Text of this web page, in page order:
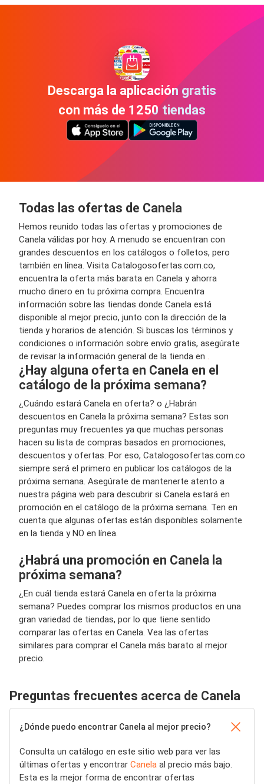
Descarga la aplicación gratis
con más de 1250 tiendas
Todas las ofertas de Canela
Hemos reunido todas las ofertas y promociones de
Canela válidas por hoy. A menudo se encuentran con
grandes descuentos en los catálogos o folletos, pero
también en línea. Visita Catalogosofertas.com.co,
encuentra la oferta más barata en Canela y ahorra
mucho dinero en tu próxima compra. Encuentra
información sobre las tiendas donde Canela está
disponible al mejor precio, junto con la dirección de la
tienda y horarios de atención. Si buscas los términos y
condiciones o información sobre envío gratis, asegúrate
de revisar la información general de la tienda en
¿Hay alguna oferta en Canela en el
catálogo de la próxima semana?
¿Cuándo estará Canela en oferta? o ¿Habrán
descuentos en Canela la próxima semana? Estas son
preguntas muy frecuentes ya que muchas personas
hacen su lista de compras basados en promociones,
descuentos y ofertas. Por eso, Catalogosofertas.com.co
siempre será el primero en publicar los catálogos de la
próxima semana. Asegúrate de mantenerte atento a
nuestra página web para descubrir si Canela estará en
promoción en el catálogo de la próxima semana. Ten en
cuenta que algunas ofertas están disponibles solamente
en la tienda y NO en línea.
¿Habrá una promoción en Canela la
próxima semana?
¿En cuál tienda estará Canela en oferta la próxima
semana? Puedes comprar los mismos productos en una
gran variedad de tiendas, por lo que tiene sentido
comparar las ofertas en Canela. Vea las ofertas
similares para comprar el Canela más barato al mejor
precio.
Preguntas frecuentes acerca de Canela
¿Dónde puedo encontrar Canela al mejor precio?
Consulta un catálogo en este sitio web para ver las
últimas ofertas y encontrar Canela al precio más bajo.
Esta es la mejor forma de encontrar ofertas